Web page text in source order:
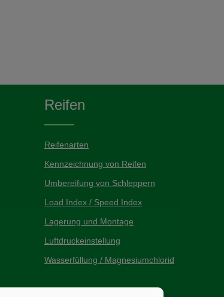
Reifen
Reifenarten
Kennzeichnung von Reifen
Umbereifung von Schleppern
Load Index / Speed Index
Lagerung und Montage
Luftdruckeinstellung
Wasserfüllung / Magnesiumchlorid